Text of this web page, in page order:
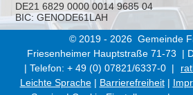
DE21 6829 0000 0014 9685 04
BIC: GENODE61LAH
© 2019 - 2026 Gemeinde
Friesenheimer Hauptstraße 71-73 |
| Telefon: + 49 (0) 07821/6337-0 |
Leichte Sprache| Barrierefreiheit|